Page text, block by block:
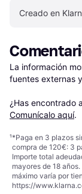
Creado en
La información
fuentes externas
¿Has encontrado
Comunícalo aquí.
¹*Paga en 3 plazos
compra de 120€: 3
Importe total
mayores de 18
máximo varía por
https://